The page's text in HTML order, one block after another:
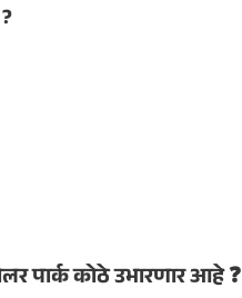
पार्क कोठे उभारणार आहे ❓